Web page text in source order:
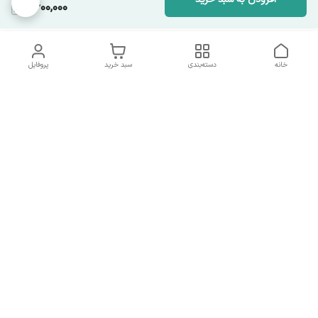
2,600,000
پروفایل سبد خرید دسته‌بندی خانه